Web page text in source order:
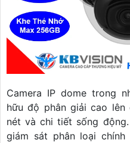
Camera IP dome trong
hữu độ phân giải cao lên
nét và chi tiết sống
giám sát phân loại